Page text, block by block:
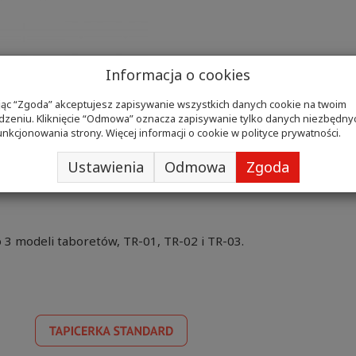
i stabilną podstawę do wyboru plastikową lub
gazowej. Taborety są dostępne w wersji na kółkach lub
modeli taboretów, TR-01, TR-02 i TR-03.
Informacja o cookies
“Zgoda” akceptujesz zapisywanie wszystkich danych cookie na twoim
Kliknięcie “Odmowa” oznacza zapisywanie tylko danych
strony. Więcej informacji o cookie wpolityce prywatności.
Ustawienia Odmowa Zgoda